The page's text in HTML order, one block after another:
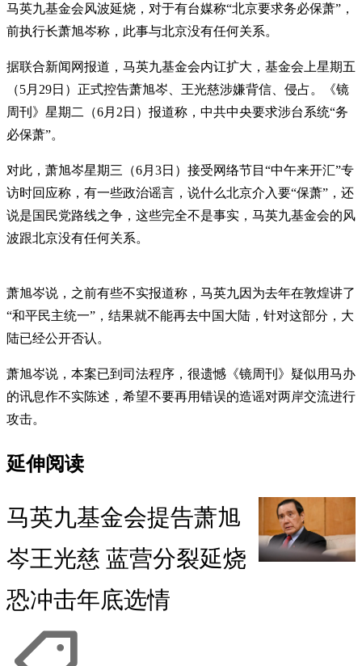
马英九基金会风波延烧，对于有台媒称“北京要求务必保萧”，
前执行长萧旭岑称，此事与北京没有任何关系。
据联合新闻网报道，马英九基金会内讧扩大，基金会上星期五
（5月29日）正式控告萧旭岑、王光慈涉嫌背信、侵占。《镜
周刊》星期二（6月2日）报道称，中共中央要求涉台系统“务
必保萧”。
对此，萧旭岑星期三（6月3日）接受网络节目“中午来开汇”专
访时回应称，有一些政治谣言，说什么北京介入要“保萧”，还
说是国民党路线之争，这些完全不是事实，马英九基金会的风
波跟北京没有任何关系。
萧旭岑说，之前有些不实报道称，马英九因为去年在敦煌讲了
“和平民主统一”，结果就不能再去中国大陆，针对这部分，大
陆已经公开否认。
萧旭岑说，本案已到司法程序，很遗憾《镜周刊》疑似用马办
的讯息作不实陈述，希望不要再用错误的造谣对两岸交流进行
攻击。
延伸阅读
马英九基金会提告萧旭
岑王光慈 蓝营分裂延烧
恐冲击年底选情